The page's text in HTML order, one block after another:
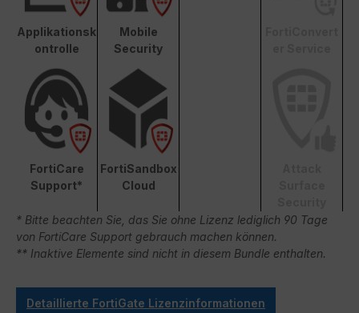
Applikationsk
ontrolle
Mobile
Security
FortiCare
Support*
FortiSandbox
Cloud
* Bitte beachten Sie, das Sie ohne Lizenz lediglich 90 Tage
von FortiCare Support gebrauch machen können.
** Inaktive Elemente sind nicht in diesem Bundle enthalten.
Detaillierte FortiGate Lizenzinformationen